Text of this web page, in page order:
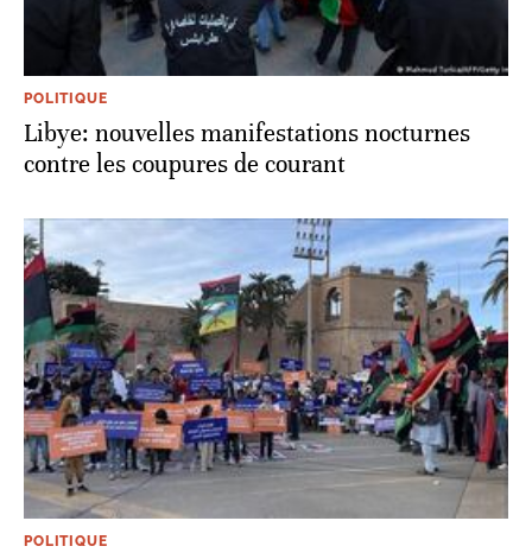
POLITIQUE
Libye: nouvelles manifestations nocturnes
contre les coupures de courant
POLITIQUE